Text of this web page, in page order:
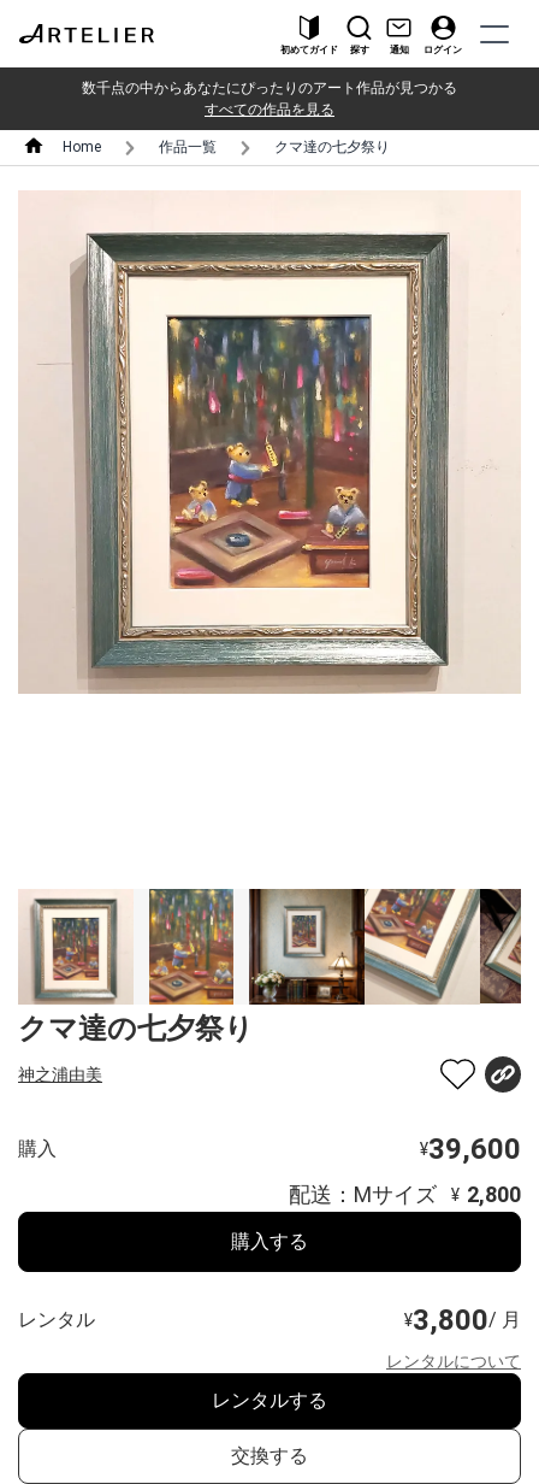
初めてガイド 探す 通知 ログイン
数千点の中からあなたにぴったりのアート作品が見つかる
すべての作品を見る
Home 作品一覧 クマ達の七夕祭り
クマ達の七夕祭り
神之浦由美
購入 ¥39,600
配送：Mサイズ ¥ 2,800
購入する
レンタル ¥3,800/ 月
レンタルについて
レンタルする
交換する